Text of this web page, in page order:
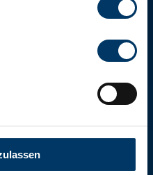
Consulting für Steuerberater /
Navigation
überspringen
Sicherheit & Vertrauen